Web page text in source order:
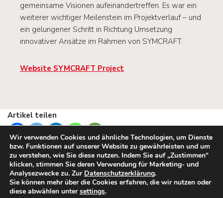
gemeinsame Visionen aufeinandertreffen. Es war ein
weiterer wichtiger Meilenstein im Projektverlauf – und
ein gelungener Schritt in Richtung Umsetzung
innovativer Ansätze im Rahmen von SYMCRAFT.
Website SYMCRAFT Project
Artikel teilen
Wir verwenden Cookies und ähnliche Technologien, um Dienste
bzw. Funktionen auf unserer Website zu gewährleisten und um
zu verstehen, wie Sie diese nutzen. Indem Sie auf „Zustimmen“
klicken, stimmen Sie deren Verwendung für Marketing- und
Analysezwecke zu. Zur Datenschutzerklärung.
Sie können mehr über die Cookies erfahren, die wir nutzen oder
diese abwählen untersettings.